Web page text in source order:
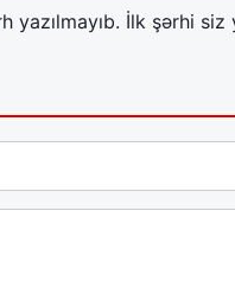
yazılmayıb. İlk şərhi siz